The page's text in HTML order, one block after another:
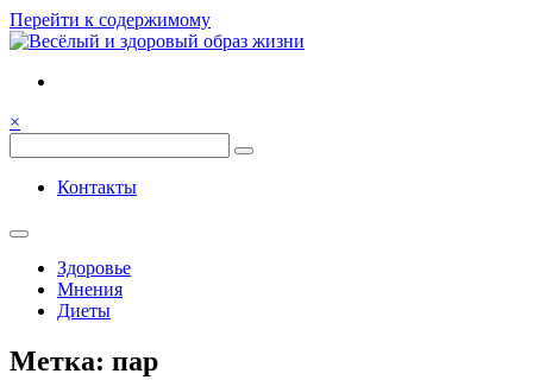
Перейти к содержимому
Весёлый и здоровый образ
жизни
Семья, общение, здоровье.
×
Весёлый и здоровый образ жизни
Контакты
Здоровье
Мнения
Диеты
Метка: пар